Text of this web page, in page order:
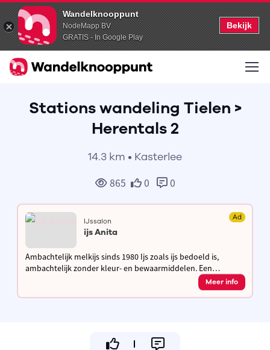
Wandelknooppunt
NodeMapp BV
GRATIS - In Google Play
Bekijk
Stations wandeling Tielen >
Herentals 2
14.3 km • Kasterlee
865 0 0
IJssalon Ad
ijs Anita
Ambachtelijk melkijs sinds 1980 Ijs zoals ijs bedoeld is,
ambachtelijk zonder kleur- en bewaarmiddelen. Een
authentiek product van ambacht en traditie met passie voor
Meer info